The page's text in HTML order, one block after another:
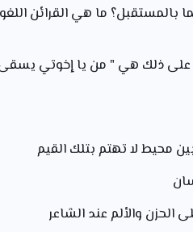
بالمستقبل؟ ما هي القرائن
على ذلك هي " من يا إخوتي
محيط لا تهتم بتلك القيم